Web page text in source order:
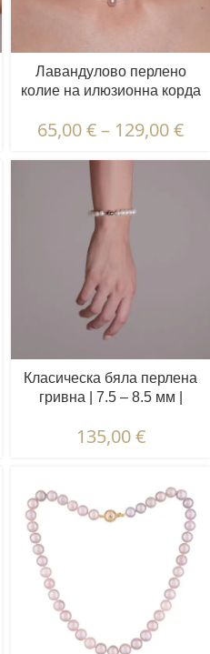
Лавандулово перлено
колие на илюзионна корда
перли | 7 бр.
65,00€– 129,00€
Класическа бяла перлена
гривна | 7.5 – 8.5 мм |
135,00€